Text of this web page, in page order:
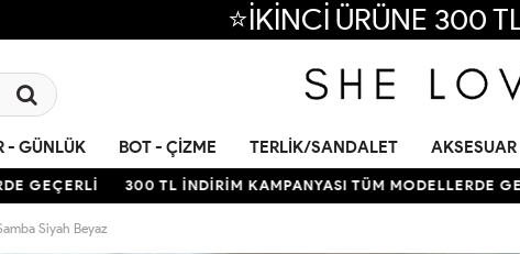
⭐İKİNCİ ÜRÜNE 300
- GÜNLÜK BOT - ÇIZME TERLIK/SANDALET AKSESUAR
300 TL İNDİRİM KAMPANYASI TÜM MODELLERDE
Siyah Beyaz